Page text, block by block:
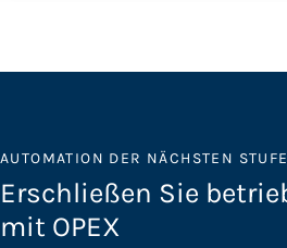
AUTOMATION DER NÄCHSTEN STUFE
Erschließen Sie
mit OPEX